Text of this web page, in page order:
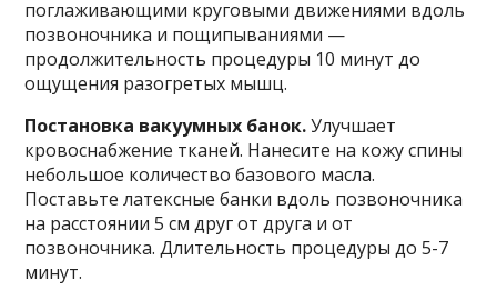
поглаживающими круговыми движениями вдоль
позвоночника и пощипываниями —
продолжительность процедуры 10 минут до
ощущения разогретых мышц.
Постановка вакуумных банок.Улучшает
кровоснабжение тканей. Нанесите на кожу спины
небольшое количество базового масла.
Поставьте латексные банки вдоль позвоночника
на расстоянии 5 см друг от друга и от
позвоночника. Длительность процедуры до 5-7
минут.